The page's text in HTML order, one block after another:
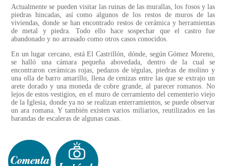
Actualmente se pueden visitar las ruinas de las murallas, los fosos y las
piedras hincadas, así como algunos de los restos de muros de las
viviendas, donde se han encontrado restos de cerámica y herramientas
de metal y piedra. Todo ello hace sospechar que el castro fue
abandonado y no arrasado como otros casos conocidos.
En un lugar cercano, está El Castrillón, dónde, según Gómez Moreno,
se halló una cámara pequeña abovedada, dentro de la cual se
encontraron cerámicas rojas, pedazos de tégulas, piedras de molino y
una olla de barro amarillo, llena de cenizas entre las que se extrajo un
arete dorado y una moneda de cobre grande, al parecer romanos. No
lejos de estos vestigios, en el muro de cerramiento del cementerio viejo
de la Iglesia, donde ya no se realizan enterramientos, se puede observar
un ara romana. Y también existen varios miliarios, reutilizados en las
barandas de escaleras de algunas casas.